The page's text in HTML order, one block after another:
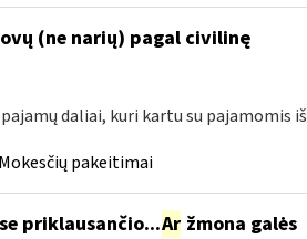
(ne narių) pagal civilinę
daliai, kuri kartu su pajamomis iš
Mokesčių pakeitimai
priklausančio...Aržmona galės